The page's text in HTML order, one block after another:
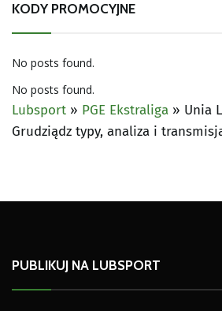
KODY PROMOCYJNE
No posts found.
No posts found.
Lubsport » PGE Ekstraliga » Unia
Grudziądz typy, analiza i
PUBLIKUJ NA LUBSPORT